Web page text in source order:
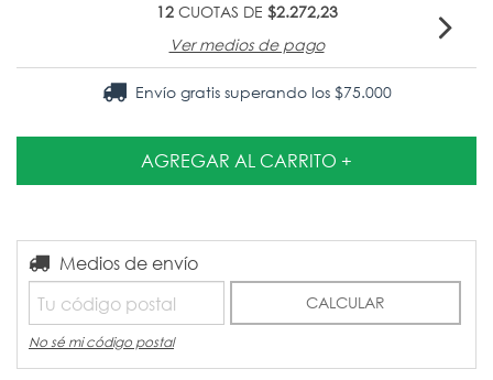
12CUOTAS DE $2.272,23
Ver medios de pago
Envío gratis superando los $75.000
Entregas para el CP:
Medios de envío
CALCULAR
No sé mi código postal